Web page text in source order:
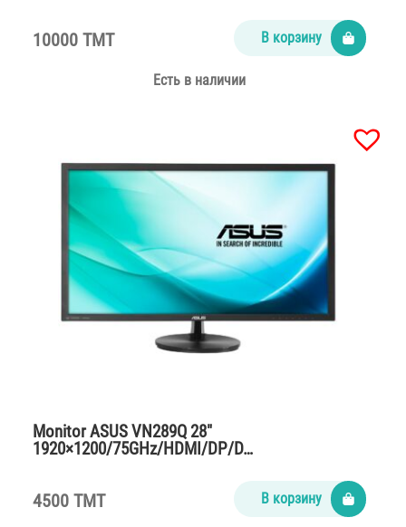
10000 TMT В корзину
Есть в наличии
Monitor ASUS VN289Q 28″
1920×1200/75GHz/HDMI/DP/D…
4500 TMT В корзину